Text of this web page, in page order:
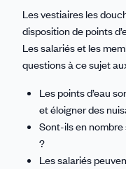
Les vestiaires les
disposition de points
Les salariés et les
questions à ce sujet
Les points d’eau
et éloigner des
Sont-ils en
?
Les salariés